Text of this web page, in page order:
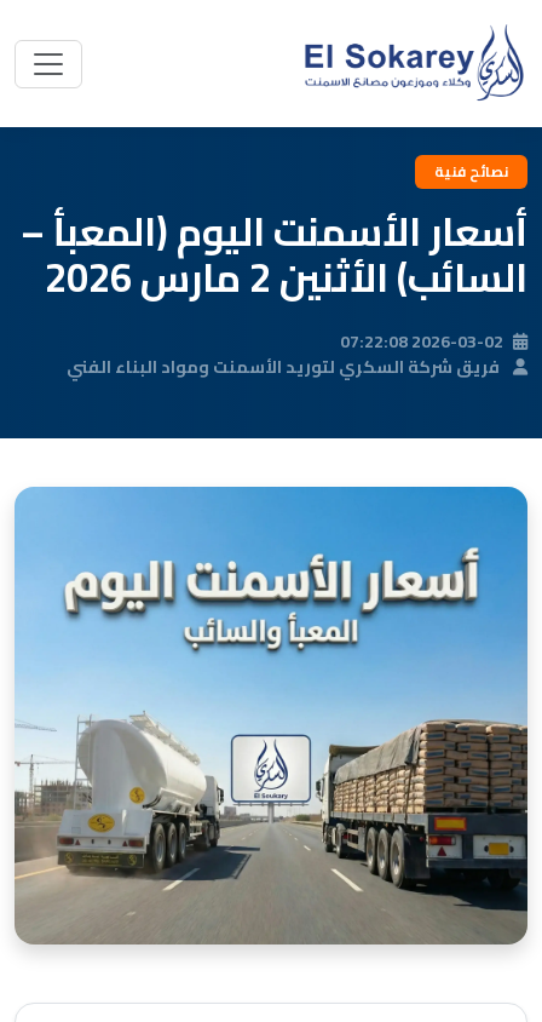
نصائح فنية
أسعار الأسمنت اليوم (المعبأ –
السائب) الأثنين 2 مارس 2026
2026-03-02 07:22:08
فريق شركة السكري لتوريد الأسمنت ومواد البناء الفني